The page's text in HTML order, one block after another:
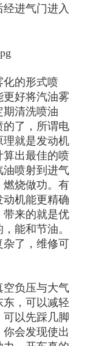
进气门进入
化的形式喷
好将汽油雾
清洗喷油
的了，所谓电
理就是发动机
算出最佳的喷
油喷射到进气
燃烧做功。有
机能更精确
带来的就是优
能和节油。
杂了，维修可
空负压与大气
，可以减轻
以先踩几脚
会发现使出